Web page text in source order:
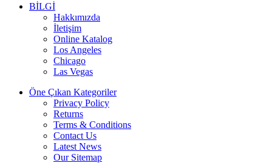
BİLGİ
Hakkımızda
İletişim
Online Katalog
Los Angeles
Chicago
Las Vegas
Öne Çıkan Kategoriler
Privacy Policy
Returns
Terms & Conditions
Contact Us
Latest News
Our Sitemap